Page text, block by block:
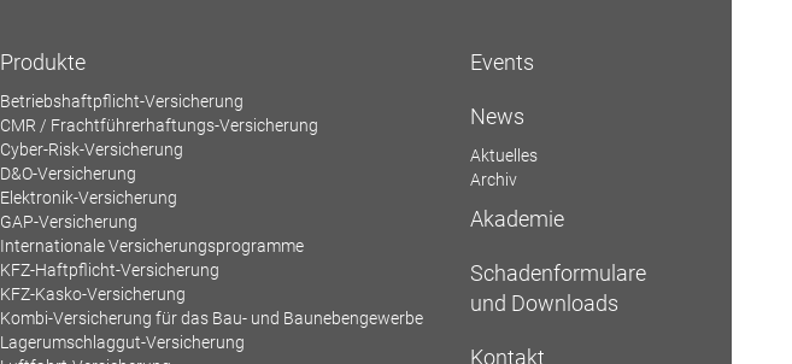
Produkte
Betriebshaftpflicht-Versicherung
CMR / Frachtführerhaftungs-Versicherung
Cyber-Risk-Versicherung
D&O-Versicherung
Elektronik-Versicherung
GAP-Versicherung
Internationale Versicherungsprogramme
KFZ-Haftpflicht-Versicherung
KFZ-Kasko-Versicherung
Kombi-Versicherung für das Bau- und Baunebengewerbe
Lagerumschlaggut-Versicherung
Events
News
Aktuelles
Archiv
Akademie
Schadenformulare
und Downloads
Kontakt